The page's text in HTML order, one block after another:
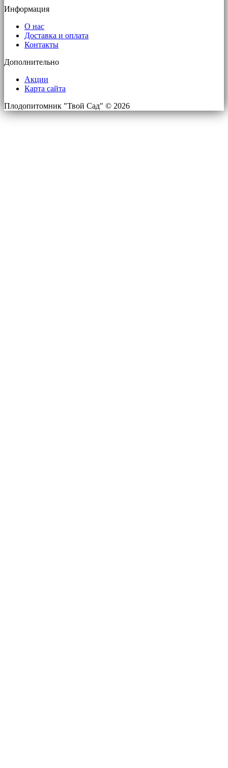
Информация
О нас
Доставка и оплата
Контакты
Дополнительно
Акции
Карта сайта
Плодопитомник "Твой Сад" © 2026